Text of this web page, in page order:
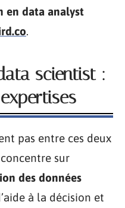
en data analyst
.
scientist :
pas entre ces deux
sur
des données
à la décision et